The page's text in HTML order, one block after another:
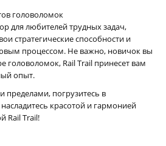
головоломок
для любителей трудных задач,
стратегические способности и
процессом. Не важно, новичок вы
головоломок, Rail Trail принесет вам
опыт.
пределами, погрузитесь в
красотой и гармонией
Rail Trail!